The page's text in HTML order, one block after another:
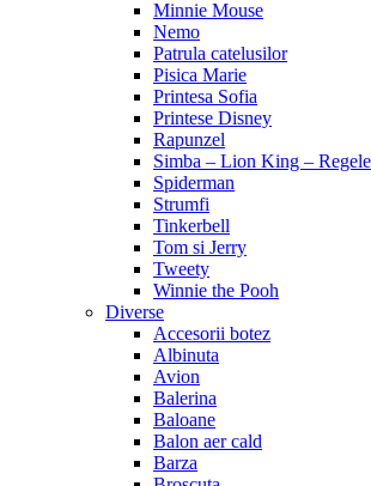
Minnie Mouse
Nemo
Patrula catelusilor
Pisica Marie
Printesa Sofia
Printese Disney
Rapunzel
Simba – Lion King –
Spiderman
Strumfi
Tinkerbell
Tom si Jerry
Tweety
Winnie the Pooh
Diverse
Accesorii botez
Albinuta
Avion
Balerina
Baloane
Balon aer cald
Barza